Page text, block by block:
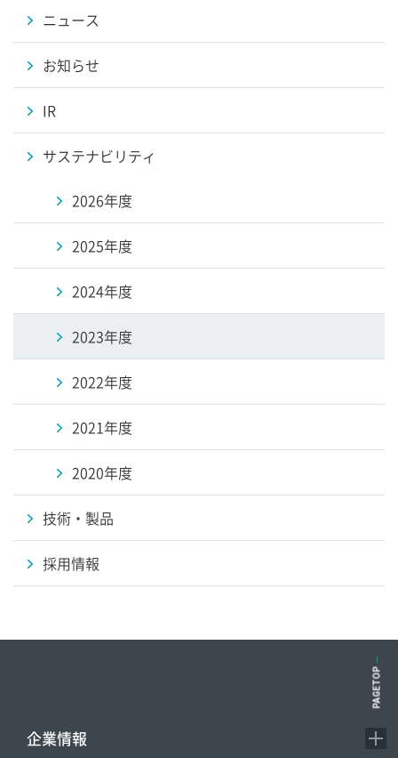
ニュース
お知らせ
IR
サステナビリティ
2026年度
2025年度
2024年度
2023年度
2022年度
2021年度
2020年度
技術・製品
採用情報
PAGETOP
企業情報